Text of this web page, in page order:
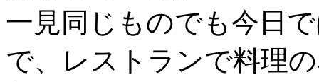
一見同じものでも今日
で、レストランで料理